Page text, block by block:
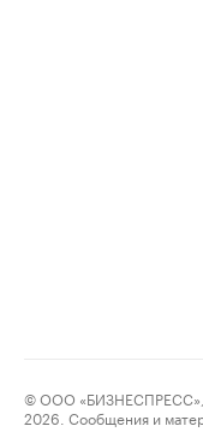
© ООО
2026. Сообщения и